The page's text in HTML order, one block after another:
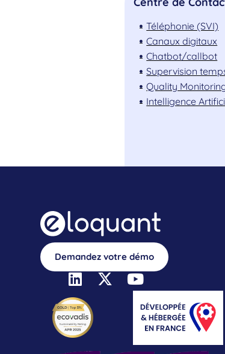
Téléphonie (SVI)
Canaux digitaux
Chatbot/callbot
Supervision
Quality
Intelligence
Demandez votre démo